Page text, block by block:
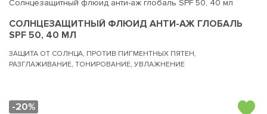
Солнцезащитный флюид анти-аж глобаль SPF 50, 40 мл
СОЛНЦЕЗАЩИТНЫЙ ФЛЮИД АНТИ-АЖ ГЛОБАЛЬ
SPF 50, 40 МЛ
ЗАЩИТА ОТ СОЛНЦА, ПРОТИВ ПИГМЕНТНЫХ ПЯТЕН,
РАЗГЛАЖИВАНИЕ, ТОНИРОВАНИЕ, УВЛАЖНЕНИЕ
-20%